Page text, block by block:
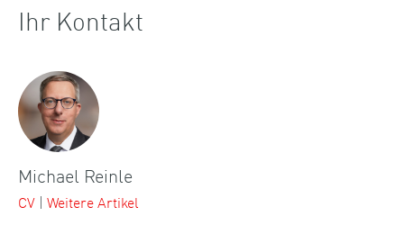
Ihr Kontakt
Michael Reinle
CV | Weitere Artikel